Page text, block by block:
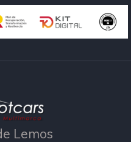
Lemos